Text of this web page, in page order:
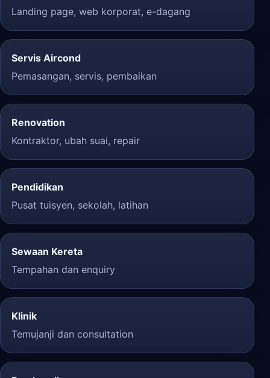
Landing page, web korporat, e-dagang
Servis Aircond
Pemasangan, servis, pembaikan
Renovation
Kontraktor, ubah suai, repair
Pendidikan
Pusat tuisyen, sekolah, latihan
Sewaan Kereta
Tempahan dan enquiry
Klinik
Temujanji dan consultation